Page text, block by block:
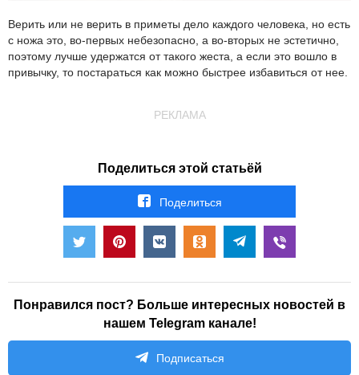
Верить или не верить в приметы дело каждого человека, но есть
с ножа это, во-первых небезопасно, а во-вторых не эстетично,
поэтому лучше удержатся от такого жеста, а если это вошло в
привычку, то постараться как можно быстрее избавиться от нее.
РЕКЛАМА
Поделиться этой статьёй
Поделиться
Понравился пост? Больше интересных новостей в
нашем Telegram канале!
Подписаться